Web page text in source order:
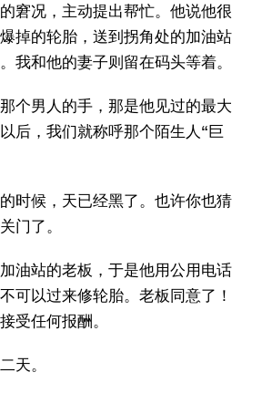
窘况，主动提出帮忙。他说他很
掉的轮胎，送到拐角处的加油站
我和他的妻子则留在码头等着。
个男人的手，那是他见过的最大
后，我们就称呼那个陌生人“巨
时候，天已经黑了。也许你也猜
门了。
油站的老板，于是他用公用电话
可以过来修轮胎。老板同意了！
受任何报酬。
天。